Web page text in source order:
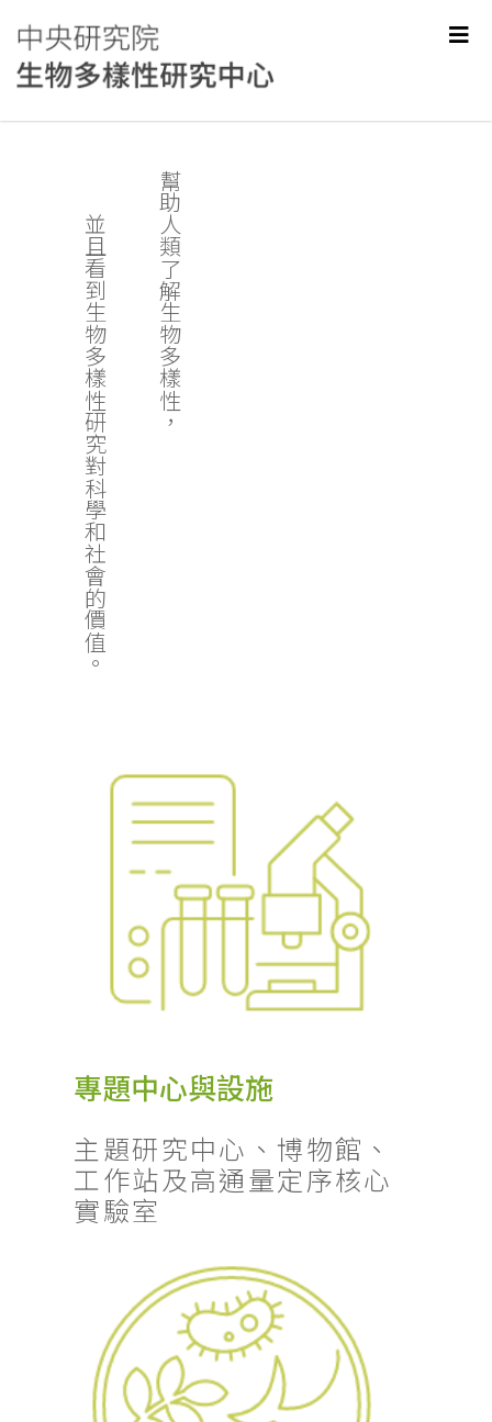
幫助人類了解生物多樣性，
並且看到生物多樣性研究對科學和社會的價值。
專題中心與設施
主題研究中心、博物館、
工作站及高通量定序核心
實驗室